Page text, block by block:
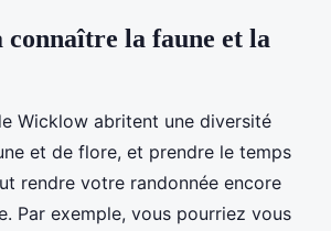
connaître la faune et la
Wicklow abritent une diversité
et de flore, et prendre le temps
rendre votre randonnée encore
Par exemple, vous pourriez vous